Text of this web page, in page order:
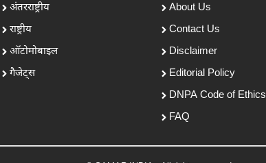
अंतरराष्ट्रीय
राष्ट्रीय
ऑटोमोबाइल
गैजेट्स
About Us
Contact Us
Disclaimer
Editorial Policy
DNPA Code of Ethics
FAQ